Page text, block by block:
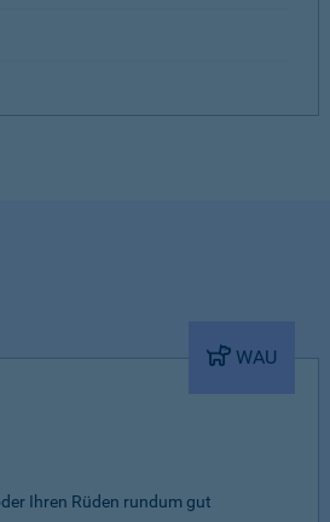
WAU
Ihren Rüden rundum gut